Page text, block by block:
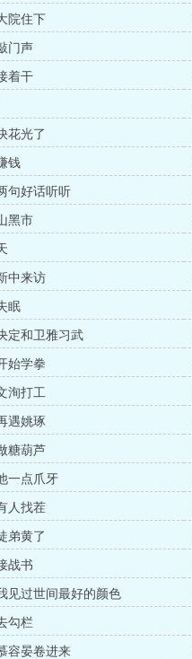
院住下
门声
着干
花光了
钱
句好话听听
黑市
中来访
眠
定和卫雅习武
始学拳
洵打工
遇姚琢
糖葫芦
一点爪牙
人找茬
弟黄了
战书
见过世间最好的颜色
勾栏
容晏卷进来